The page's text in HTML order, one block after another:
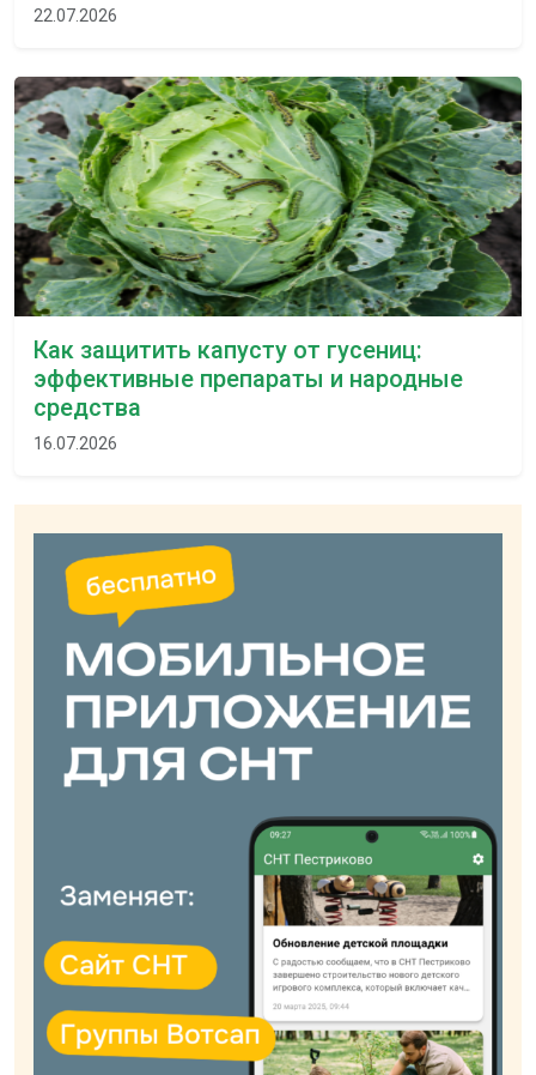
22.07.2026
Как защитить капусту от гусениц:
эффективные препараты и народные
средства
16.07.2026